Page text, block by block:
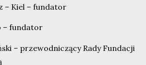
– Kiel – fundator
– fundator
– przewodniczący Rady Fundacji